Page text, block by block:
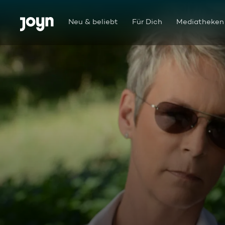
Zum Inhalt springen
Barrierefrei Neu & beliebt Für Dich Mediatheken